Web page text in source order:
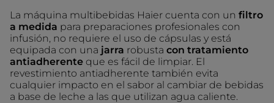
La máquina multibebidas Haier cuenta con un filtro
a medida para preparaciones profesionales con
infusión, no requiere el uso de cápsulas y está
equipada con una jarra robusta con tratamiento
antiadherente que es fácil de limpiar. El
revestimiento antiadherente también evita
cualquier impacto en el sabor al cambiar de bebidas
a base de leche a las que utilizan agua caliente.